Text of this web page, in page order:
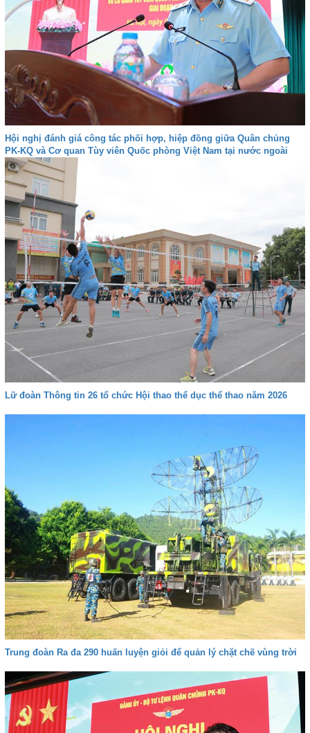
Hội nghị đánh giá công tác phối hợp, hiệp đồng giữa Quân chủng
PK-KQ và Cơ quan Tùy viên Quốc phòng Việt Nam tại nước ngoài
Lữ đoàn Thông tin 26 tổ chức Hội thao thể dục thể thao năm 2026
Trung đoàn Ra đa 290 huấn luyện giỏi để quản lý chặt chẽ vùng trời